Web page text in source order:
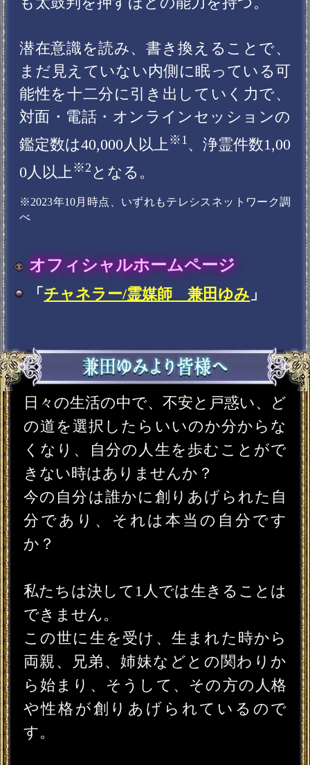
「チャネラー/霊媒師 兼田ゆみ」
日々の生活の中で、不安と戸惑い、ど
の道を選択したらいいのか分からな
くなり、自分の人生を歩むことがで
きない時はありませんか？
今の自分は誰かに創りあげられた自
分であり、それは本当の自分です
私たちは決して1人では生きることは
この世に生を受け、生まれた時から
両親、兄弟、姉妹などとの関わりか
ら始まり、そうして、その方の人格
や性格が創りあげられているので
人生は選択の連続。そして、日々試さ
れています。
全てに意味があり、それはあなたが
自分で成長するステージアップのチ
ャンスなのです。
素直になれない自分。弱い自分。自身
を愛することができない自分。
それは全て自分。
だけどそれは決して悪いことではあ
りません。
きたい。
ご相談者様の魂の声と、ご先祖の方々
の声。宇宙からのエネルギーや高次
元エネルギーからのメッセージを聞
き、受け入れ、過去の自分を手放し、
て愛する。
あなたがより良く自分だけの人生を
歩み、生きる道のヒントをお伝えさ
せていただきます。